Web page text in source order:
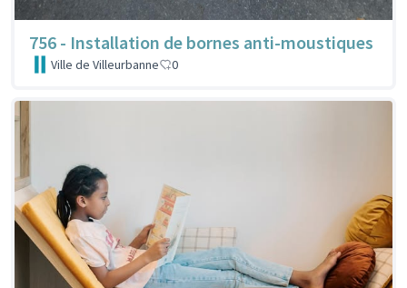
756 - Installation de bornes anti-moustiques
Ville de Villeurbanne 0